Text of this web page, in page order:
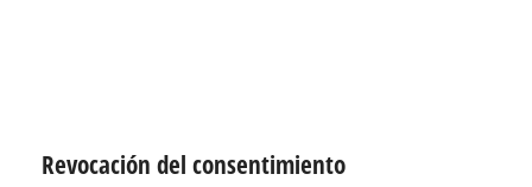
Revocación del consentimiento